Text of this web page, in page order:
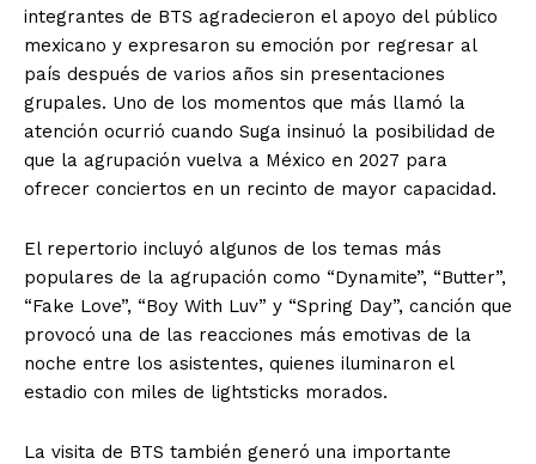
integrantes de BTS agradecieron el apoyo del público
mexicano y expresaron su emoción por regresar al
país después de varios años sin presentaciones
grupales. Uno de los momentos que más llamó la
atención ocurrió cuando Suga insinuó la posibilidad de
que la agrupación vuelva a México en 2027 para
ofrecer conciertos en un recinto de mayor capacidad.
El repertorio incluyó algunos de los temas más
populares de la agrupación como “Dynamite”, “Butter”,
“Fake Love”, “Boy With Luv” y “Spring Day”, canción que
provocó una de las reacciones más emotivas de la
noche entre los asistentes, quienes iluminaron el
estadio con miles de lightsticks morados.
La visita de BTS también generó una importante